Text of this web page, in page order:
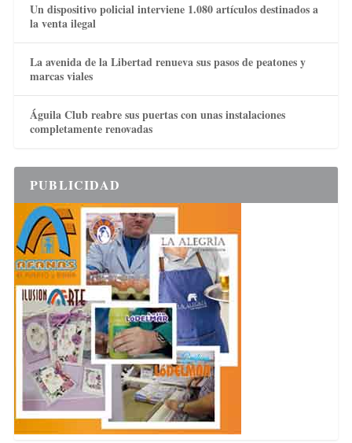
Un dispositivo policial interviene 1.080 artículos destinados a
la venta ilegal
La avenida de la Libertad renueva sus pasos de peatones y
marcas viales
Águila Club reabre sus puertas con unas instalaciones
completamente renovadas
PUBLICIDAD